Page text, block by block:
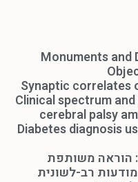
Monuments and
Synaptic correlates
Clinical spectrum
cerebral palsy
Diabetes diagnosis
הוראה משותפת
רב-לשונית